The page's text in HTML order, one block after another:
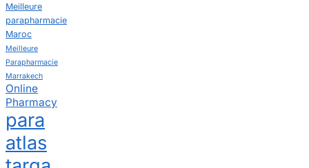
Meilleure
parapharmacie
Maroc
Meilleure
Parapharmacie
Marrakech
Online
Pharmacy
para
atlas